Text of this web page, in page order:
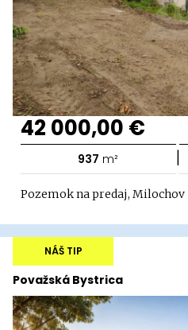
42 000,00 €
937 m² |
Pozemok na predaj, Milochov
Považská Bystrica
NÁŠ TIP